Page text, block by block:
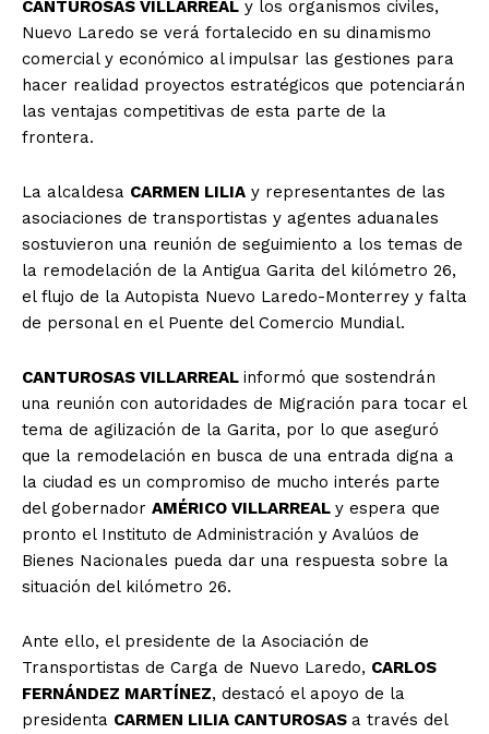
CANTUROSAS VILLARREAL y los organismos civiles,
Nuevo Laredo se verá fortalecido en su dinamismo
comercial y económico al impulsar las gestiones para
hacer realidad proyectos estratégicos que potenciarán
las ventajas competitivas de esta parte de la
frontera.
La alcaldesa CARMEN LILIA y representantes de las
asociaciones de transportistas y agentes aduanales
sostuvieron una reunión de seguimiento a los temas de
la remodelación de la Antigua Garita del kilómetro 26,
el flujo de la Autopista Nuevo Laredo-Monterrey y falta
de personal en el Puente del Comercio Mundial.
CANTUROSAS VILLARREAL informó que sostendrán
una reunión con autoridades de Migración para tocar el
tema de agilización de la Garita, por lo que aseguró
que la remodelación en busca de una entrada digna a
la ciudad es un compromiso de mucho interés parte
del gobernador AMÉRICO VILLARREAL y espera que
pronto el Instituto de Administración y Avalúos de
Bienes Nacionales pueda dar una respuesta sobre la
situación del kilómetro 26.
Ante ello, el presidente de la Asociación de
Transportistas de Carga de Nuevo Laredo, CARLOS
FERNÁNDEZ MARTÍNEZ, destacó el apoyo de la
presidenta CARMEN LILIA CANTUROSAS a través del